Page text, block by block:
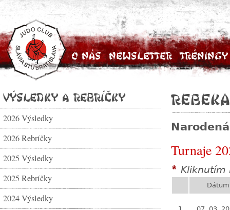
O nás Newsletter Tréningy
Výsledky a rebríčky
2026 Výsledky
2026 Rebríčky
2025 Výsledky
2025 Rebríčky
2024 Výsledky
Turnaje
* Kliknutím
Dátum